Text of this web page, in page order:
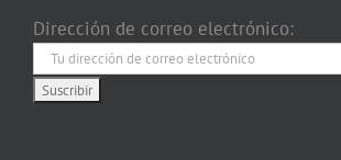
Dirección de correo electrónico: